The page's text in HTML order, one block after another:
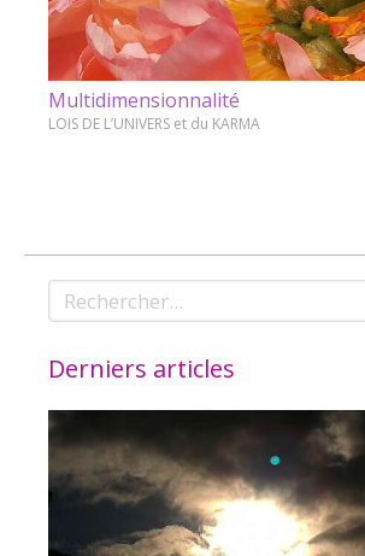
Multidimensionnalité
LOIS DE L’UNIVERS et du KARMA
Rechercher
Derniers articles